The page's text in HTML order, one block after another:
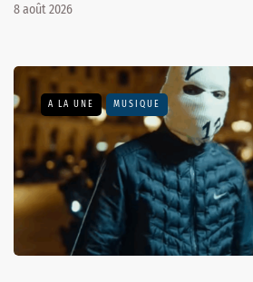
8 août 2026
A LA UNE MUSIQUE